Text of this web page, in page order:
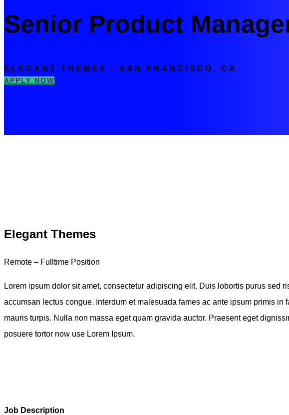
Senior Product
ELEGANT THEMES - SAN FRANCISCO, CA
APPLY NOW
Elegant Themes
Remote – Fulltime Position
Lorem ipsum dolor sit amet, consectetur adipiscing elit. Duis lobortis purus sed
accumsan lectus congue. Interdum et malesuada fames ac ante ipsum primis in
mauris turpis. Nulla non massa eget quam gravida auctor. Praesent eget
posuere tortor now use Lorem Ipsum.
Job Description